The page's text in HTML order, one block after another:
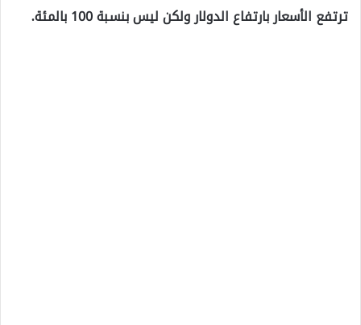
ترتفع الأسعار بارتفاع الدولار ولكن ليس بنسبة 100 بالمئة.